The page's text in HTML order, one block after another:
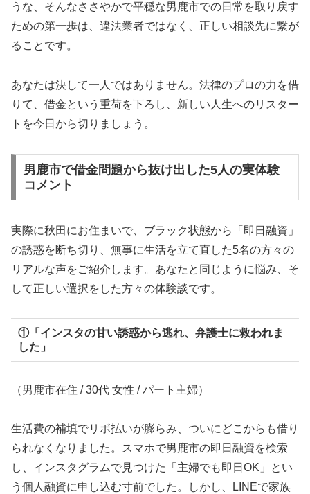
うな、そんなささやかで平穏な男鹿市での日常を取り戻す
ための第一歩は、違法業者ではなく、正しい相談先に繋が
ることです。
あなたは決して一人ではありません。法律のプロの力を借
りて、借金という重荷を下ろし、新しい人生へのリスター
トを今日から切りましょう。
男鹿市で借金問題から抜け出した5人の実体験
コメント
実際に秋田にお住まいで、ブラック状態から「即日融資」
の誘惑を断ち切り、無事に生活を立て直した5名の方々の
リアルな声をご紹介します。あなたと同じように悩み、そ
して正しい選択をした方々の体験談です。
①「インスタの甘い誘惑から逃れ、弁護士に救われま
した」
（男鹿市在住 / 30代 女性 / パート主婦）
生活費の補填でリボ払いが膨らみ、ついにどこからも借り
られなくなりました。スマホで男鹿市の即日融資を検索
し、インスタグラムで見つけた「主婦でも即日OK」とい
う個人融資に申し込む寸前でした。しかし、LINEで家族